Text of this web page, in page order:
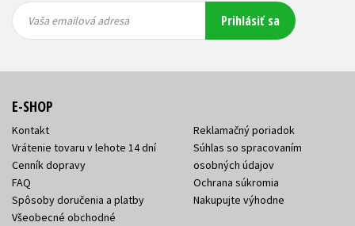
emailová
emailová
Vaša emailová adresa Prihlásiť sa
E-SHOP
Kontakt
Vrátenie tovaru v lehote 14 dní
Cenník dopravy
FAQ
Spôsoby doručenia a platby
Všeobecné obchodné
Reklamačný poriadok
Súhlas so spracovaním
osobných údajov
Ochrana súkromia
Nakupujte výhodne